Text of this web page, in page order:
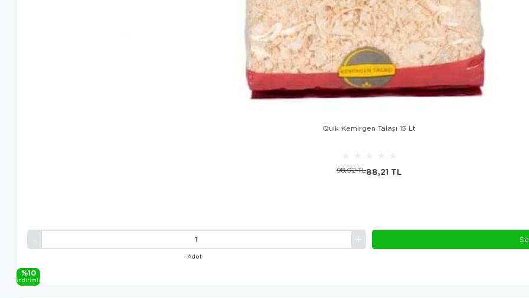
Quik Kemirgen Talaşı 15 Lt
Adet
88,21 TL
98,02 TL
%10
i̇ndi̇ri̇mli̇